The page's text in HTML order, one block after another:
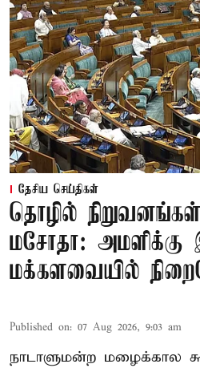
தேசிய செய்திகள்
தொழில்
மசோதா:
மக்களவையில்
Published on: 07 Aug 2026, 9:03 am
நாடாளுமன்ற மழைக்கால